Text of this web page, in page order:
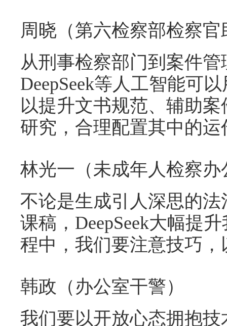
周晓（第六检察部检察官
从刑事检察部门到案件
DeepSeek等人工智能可
以提升文书规范、辅助
研究，合理配置其中的运
林光一（未成年人检察
不论是生成引人深思的
课稿，DeepSeek大幅提
程中，我们要注意技巧
韩政（办公室干警）
我们要以开放心态拥抱技